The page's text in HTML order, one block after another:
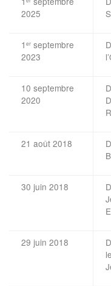
2025
1 er septembre
2023
10 septembre
2020
21 août 2018
30 juin 2018
29 juin 2018